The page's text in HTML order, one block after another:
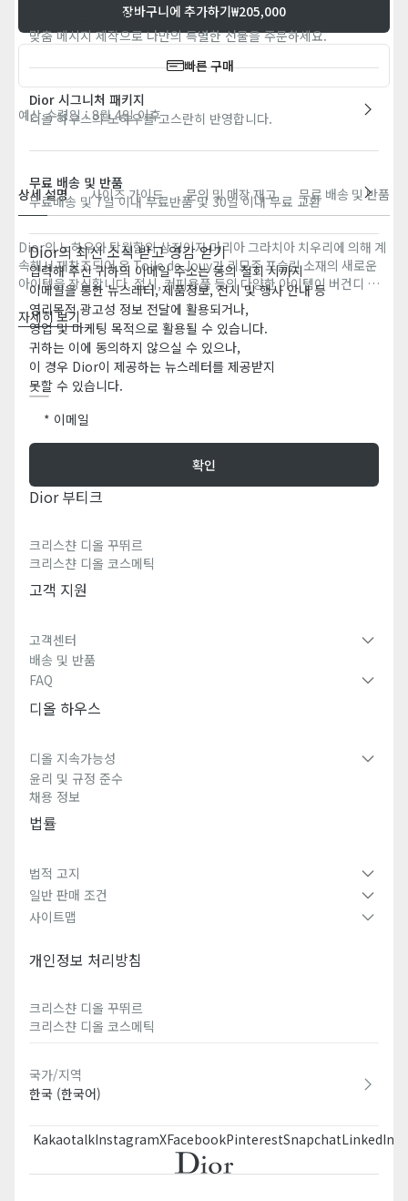
장바구니에 추가하기₩205,000
빠른 구매
예상 수령일 : 8월 4일 이후
상세 설명 사이즈 가이드 문의 및 매장 재고 무료 배송 및 반품
Dior의 노하우와 탁월함의 상징이자 마리아 그라치아 치우리에 의해 계
속해서 재창조되어 온 Toile de Jouy가 리모주 포슬린 소재의 새로운
아이템을 장식합니다. 접시, 커피용품 등의 다양한 아이템이 버건디 모
티브로 장식되었습니다. 강렬하고 매혹적인 이 컬러는 테이블 매트 & 냅
킨 세트, 자수 쿠션, 스몰 캔들, 트레이를 더욱 돋보이게 합니다.
Monsieur Dior이 소중히 여겼던 대접의 예술을 기념합니다.
리모주 포셀린 100%
프랑스 제조
웹사이트의 제품 이미지는 이해를 돕기 위한 목적으로만 제공됩니다.
최근 일부 메종 제품에 있었던 디자인 변경/업데이트로 인해 제품의 디
올 시그니처 형태 또는 마킹 위치가 이미지와 약간 다를 수 있음을 알려
드립니다.
자세히 보기
메시지 커스터마이즈
맞춤 메시지 제작으로 나만의 특별한 선물을 주문하세요.
Dior 시그니처 패키지
디올 하우스의 노하우를 고스란히 반영합니다.
무료 배송 및 반품
무료배송 및 7일 이내 무료반품 및 30일 이내 무료 교환
Dior의 최신 소식 받고 영감 얻기
입력해 주신 귀하의 이메일 주소는 동의 철회 시까지
이메일을 통한 뉴스레터, 제품정보, 전시 및 행사 안내 등
영리목적 광고성 정보 전달에 활용되거나,
영업 및 마케팅 목적으로 활용될 수 있습니다.
귀하는 이에 동의하지 않으실 수 있으나,
이 경우 Dior이 제공하는 뉴스레터를 제공받지
못할 수 있습니다.
이메일
확인
Dior 부티크
크리스챤 디올 꾸뛰르
크리스챤 디올 코스메틱
고객 지원
고객센터
배송 및 반품
FAQ
디올 하우스
디올 지속가능성
윤리 및 규정 준수
채용 정보
법률
법적 고지
일반 판매 조건
사이트맵
개인정보 처리방침
크리스챤 디올 꾸뛰르​
크리스챤 디올 코스메틱​
국가/지역
한국 (한국어)
KakaotalkInstagramXFacebookPinterestSnapchatLinkedIn